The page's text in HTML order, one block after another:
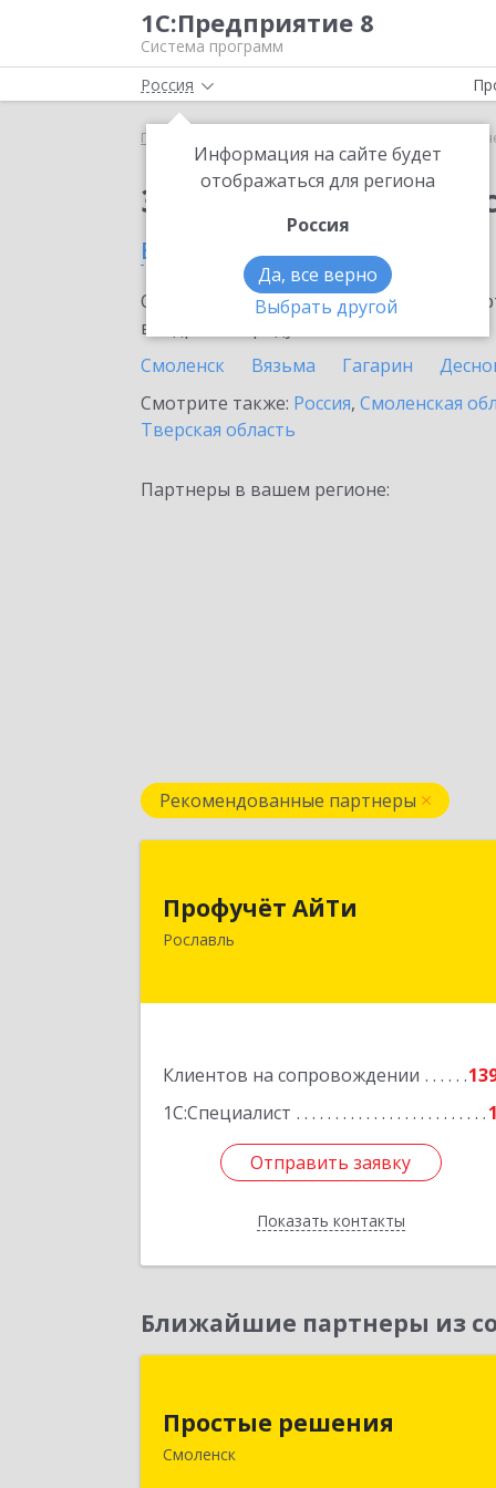
1С:Предприятие 8
Система программ
Россия
Информация на сайте будет
отображаться для региона
Россия
Да, все верно
Выбрать другой
Главная 1С-
Заказать 1С-
в Рославле
Ознакомьтесь с информационными
внедрение продукта.
Смоленск
Вязьма Гагарин
Смотрите также: Россия, Смоленская
Тверская область
Партнеры в вашем регионе:
Рекомендованные партнеры
Профучёт АйТи
Рославль
Клиентов на сопровождении
1С:Специалист
1
Отправить заявку
Показать контакты
Отправить заявку
Назад
Ближайшие партнеры из
Простые решения
Смоленск
214015, Смоленская обл, Смоленск г,
Большая Краснофлотская ул, дом №